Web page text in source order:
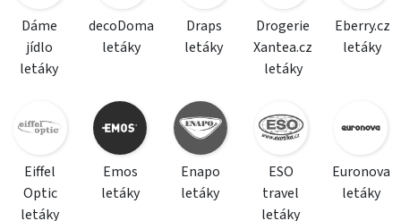
Dáme
jídlo
letáky
decoDoma
letáky
Draps
letáky
Drogerie
Xantea.cz
letáky
Eberry.cz
letáky
Eiffel
Optic
letáky
Emos
letáky
Enapo
letáky
ESO
travel
letáky
Euronova
letáky